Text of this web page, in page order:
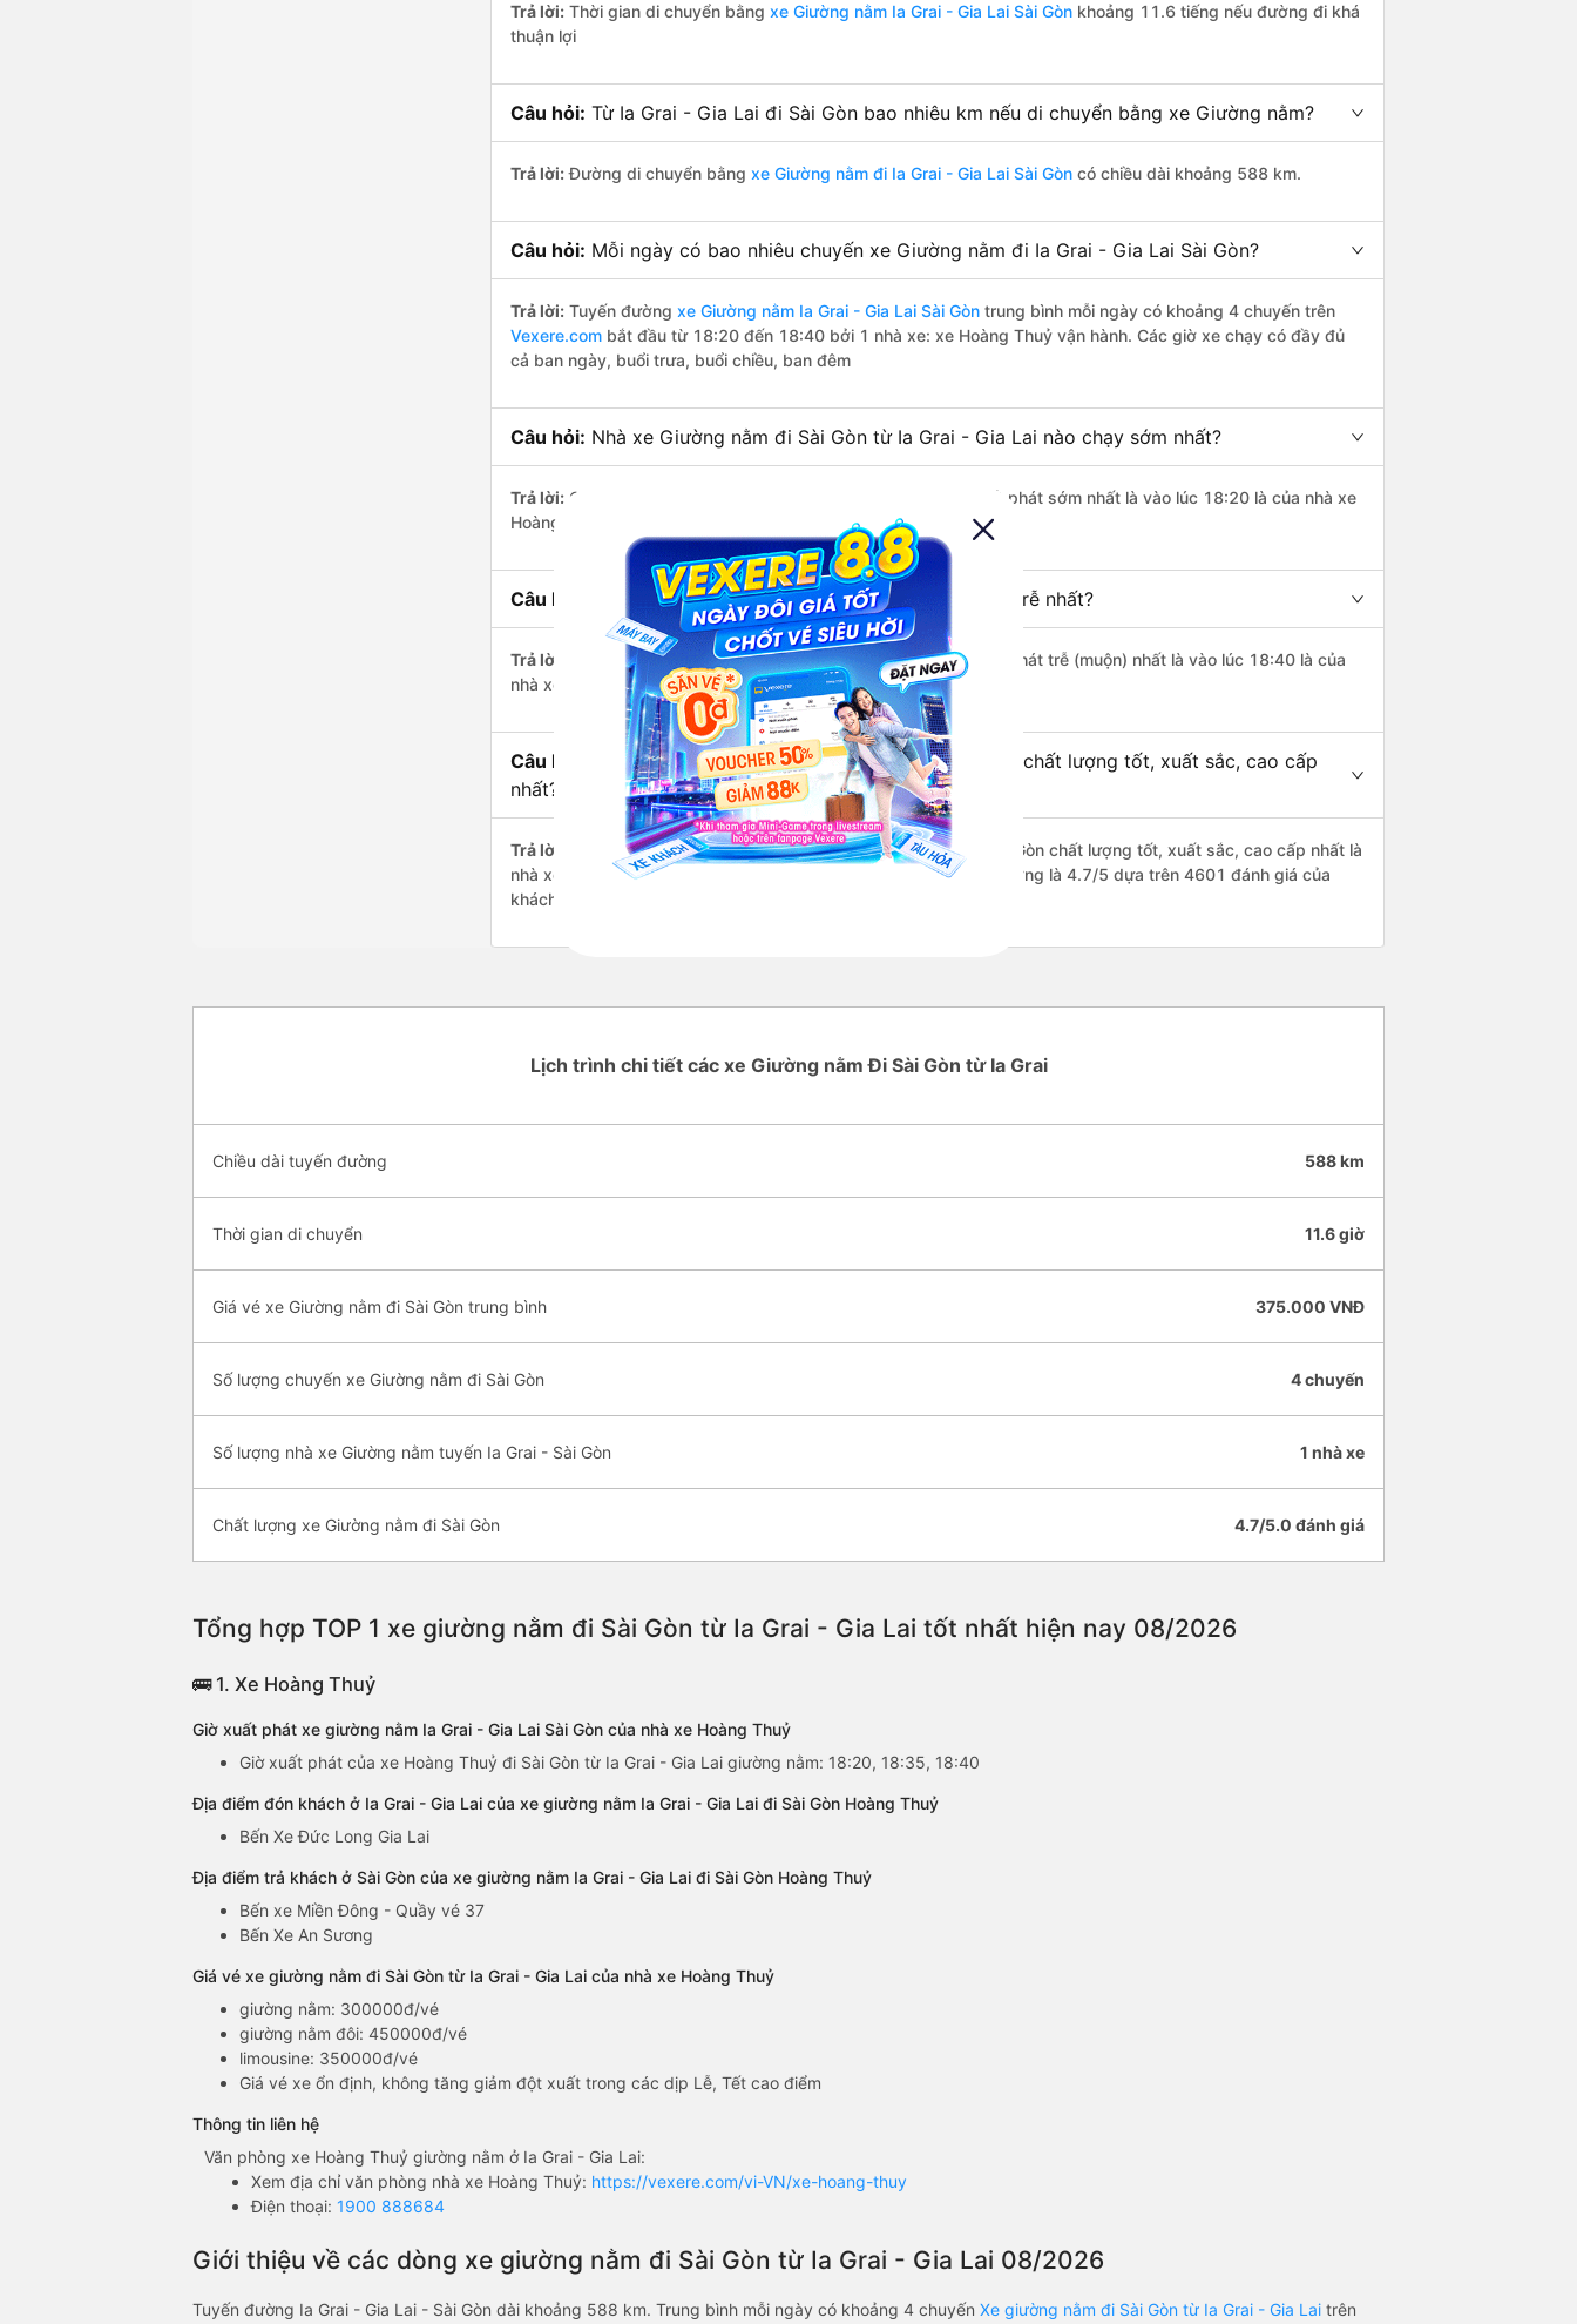
Trả lời: Thời gian di chuyển bằng xe Giường nằm Ia Grai - Gia Lai Sài Gòn khoảng 11.6 tiếng nếu đường đi khá
thuận lợi
Câu hỏi: Từ Ia Grai - Gia Lai đi Sài Gòn bao nhiêu km nếu di chuyển bằng xe Giường nằm?
Trả lời:Đường di chuyển bằng xe Giường nằm đi Ia Grai - Gia Lai Sài Gòn có chiều dài khoảng 588 km.
Câu hỏi: Mỗi ngày có bao nhiêu chuyến xe Giường nằm đi Ia Grai - Gia Lai Sài Gòn?
Trả lời: Tuyến đường xe Giường nằm Ia Grai - Gia Lai Sài Gòn trung bình mỗi ngày có khoảng 4 chuyến trên
Vexere.com bắt đầu từ 18:20 đến 18:40 bởi 1 nhà xe: xe Hoàng Thuỷ vận hành. Các giờ xe chạy có đầy đủ
cả ban ngày, buổi trưa, buổi chiều, ban đêm
Câu hỏi: Nhà xe Giường nằm đi Sài Gòn từ Ia Grai - Gia Lai nào chạy sớm nhất?
Trả lời: Chuyến
có giờ xuất phát sớm nhất là vào lúc 18:20 là của nhà xe
Hoàng Thuỷ.
Câu hỏi: Nhà xe đi Sài Gòn từ Ia Grai - Gia Lai nào chạy trễ nhất?
Trả lời: ChuyếnGiường nằm Ia Grai - Gia Lai Sài Gòncó giờ xuất phát trễ (muộn) nhất là vào lúc 18:40 là của
nhà xe Hoàng Thuỷ.
Câu hỏi:
Review xe đi Sài Gòn từ Ia Grai - Gia Lai nào có chất lượng tốt, xuất sắc, cao cấp
nhất?
Trả lời:
Những hãng có loại xe Giường nằm đi Ia Grai - Gia Lai Sài Gòn chất lượng tốt, xuất sắc, cao cấp nhất là
nhà xe Hoàng Thuỷ đi Sài Gòn từ Ia Grai - Gia Lai với điểm chất lượng là 4.7/5 dựa trên 4601 đánh giá của
khách hàng).
Lịch trình chi tiết các xe Giường nằm Đi Sài Gòn từ Ia Grai
Chiều dài tuyến đường 588 km
Thời gian di chuyển 11.6 giờ
Giá vé xe Giường nằm đi Sài Gòn trung bình 375.000 VNĐ
Số lượng chuyến xe Giường nằm đi Sài Gòn 4 chuyến
Số lượng nhà xe Giường nằm tuyến Ia Grai - Sài Gòn 1 nhà xe
Chất lượng xe Giường nằm đi Sài Gòn 4.7/5.0 đánh giá
Tổng hợp TOP 1 xe giường nằm đi Sài Gòn từ Ia Grai - Gia Lai tốt nhất hiện nay 08/2026
🚌 1. Xe Hoàng Thuỷ
Giờ xuất phát xe giường nằm Ia Grai - Gia Lai Sài Gòn của nhà xe Hoàng Thuỷ
Giờ xuất phát của xe Hoàng Thuỷ đi Sài Gòn từ Ia Grai - Gia Lai giường nằm: 18:20, 18:35, 18:40
Địa điểm đón khách ở Ia Grai - Gia Lai của xe giường nằm Ia Grai - Gia Lai đi Sài Gòn Hoàng Thuỷ
Bến Xe Đức Long Gia Lai
Địa điểm trả khách ở Sài Gòn của xe giường nằm Ia Grai - Gia Lai đi Sài Gòn Hoàng Thuỷ
Bến xe Miền Đông - Quầy vé 37
Bến Xe An Sương
Giá vé xe giường nằm đi Sài Gòn từ Ia Grai - Gia Lai của nhà xe Hoàng Thuỷ
giường nằm: 300000đ/vé
giường nằm đôi: 450000đ/vé
limousine: 350000đ/vé
Giá vé xe ổn định, không tăng giảm đột xuất trong các dịp Lễ, Tết cao điểm
Thông tin liên hệ
Văn phòng xe Hoàng Thuỷ giường nằm ở Ia Grai - Gia Lai:
Xem địa chỉ văn phòng nhà xe Hoàng Thuỷ: https://vexere.com/vi-VN/xe-hoang-thuy
Điện thoại: 1900 888684
Giới thiệu về các dòng xe giường nằm đi Sài Gòn từ Ia Grai - Gia Lai 08/2026
Tuyến đường Ia Grai - Gia Lai - Sài Gòn dài khoảng 588 km. Trung bình mỗi ngày có khoảng 4 chuyến Xe giường nằm đi Sài Gòn từ Ia Grai - Gia Lai trên